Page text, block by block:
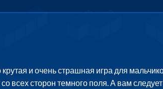
и очень страшная игра для
всех сторон темного поля. А вам